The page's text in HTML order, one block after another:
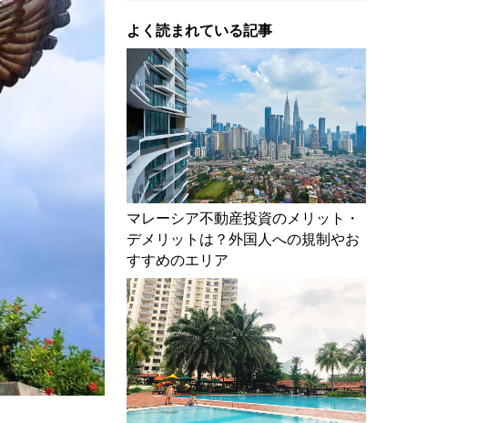
よく読まれている記事
マレーシア不動産投資のメリット・
デメリットは？外国人への規制やお
すすめのエリア